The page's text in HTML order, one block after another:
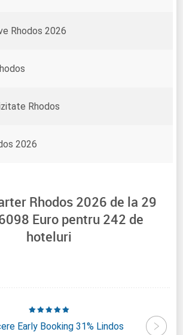
Rhodos 2026
Rhodos
2026
Rhodos 2026 de la 29
Euro pentru 242 de
hoteluri
Early Booking 31% Lindos